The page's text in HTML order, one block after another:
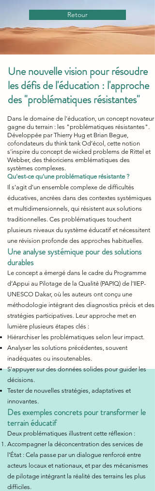
Retour
Dans le domaine de l'éducation, un concept novateur
gagne du terrain : les "problématiques résistantes".
Développée par Thierry Hug et Brian Begue,
cofondateurs du think tank Od’écol, cette notion
s'inspire du concept de wicked problems de Rittel et
Webber, des théoriciens emblématiques des
systèmes complexes.
Qu'est-ce qu'une problématique résistante ?
Il s'agit d'un ensemble complexe de difficultés
éducatives, ancrées dans des contextes systémiques
et multidimensionnels, qui résistent aux solutions
traditionnelles. Ces problématiques touchent
plusieurs niveaux du système éducatif et nécessitent
une révision profonde des approches habituelles.
Une analyse systémique pour des solutions
durables
Le concept a émergé dans le cadre du Programme
d’Appui au Pilotage de la Qualité (PAPIQ) de l’IIEP-
UNESCO Dakar, où les auteurs ont conçu une
méthodologie intégrant des diagnostics précis et des
stratégies participatives. Leur approche met en
lumière plusieurs étapes clés :
Hiérarchiser les problématiques selon leur impact.
Analyser les solutions précédentes, souvent
inadéquates ou insoutenables.
S'appuyer sur des données solides pour guider les
décisions.
Tester de nouvelles stratégies, adaptatives et
innovantes.
Des exemples concrets pour transformer le
terrain éducatif
Deux problématiques illustrent cette réflexion :
Accompagner la déconcentration des services de
l’État : Cela passe par un dialogue renforcé entre
acteurs locaux et nationaux, et par des mécanismes
de pilotage intégrant la réalité des terrains les plus
difficiles.
Une nouvelle vision pour résoudre
les défis de l'éducation : l'approche
des "problématiques résistantes"